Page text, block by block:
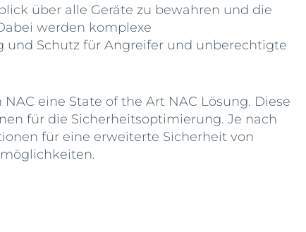
über alle Geräte zu bewahren und die
werden komplexe
Schutz für Angreifer und unberechtigte
eine State of the Art NAC Lösung. Diese
für die Sicherheitsoptimierung. Je nach
für eine erweiterte Sicherheit von